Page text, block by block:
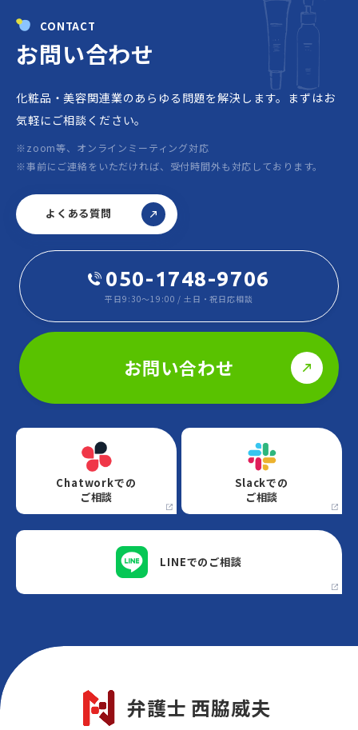
CONTACT
お問い合わせ
化粧品・美容関連業のあらゆる問題を解決します。 まずはお
気軽にご相談ください。
※zoom等、オンラインミーティング対応
※事前にご連絡をいただければ、受付時間外も対応しております。
よくある質問
050-1748-9706
平日9:30～19:00 / 土日・祝日応相談
お問い合わせ
Chatworkでの
ご相談
Slackでの
ご相談
LINEでの ご相談
弁護士 西脇威夫